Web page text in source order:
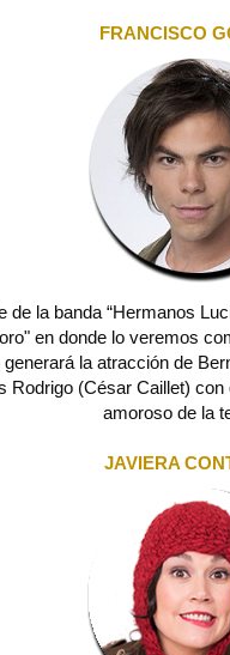
FRANCISCO
de la banda “Hermanos
en donde lo veremos
la atracción de
Rodrigo (César Caillet)
amoroso de la
JAVIERA